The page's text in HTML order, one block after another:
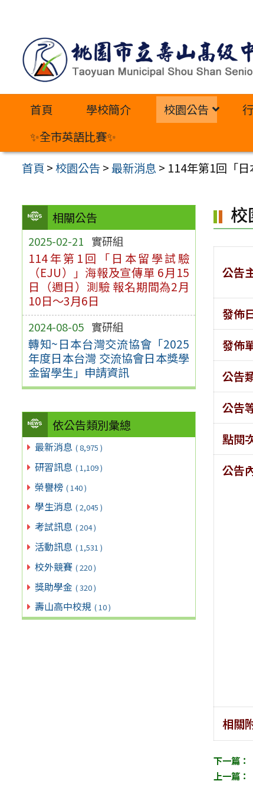
內
首頁 學校簡介 校園公告
✨全市英語比賽✨
首頁 >校園公告 >最新消息 > 114年第1回「
相關公告
2025-02-21 實研組
114年第1回「日本留學試驗
（EJU）」海報及宣傳單 6月15
日（週日）測驗 報名期間為2月
10日～3月6日
2024-08-05 實研組
轉知~日本台灣交流協會「2025
年度日本台灣 交流協會日本獎學
金留學生」申請資訊
依公告類別彙總
最新消息 ( 8,975 )
研習訊息 ( 1,109 )
榮譽榜 ( 140 )
學生消息 ( 2,045 )
考試訊息 ( 204 )
活動訊息 ( 1,531 )
校外競賽 ( 220 )
獎助學金 ( 320 )
壽山高中校規 ( 10 )
校
公告
發佈
發佈
公告
公告
點閱
公告
相關